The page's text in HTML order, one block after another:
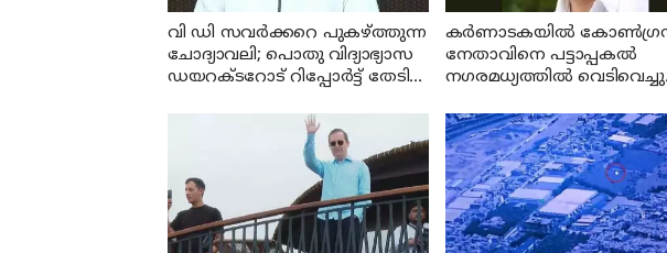
വി ഡി സവര്‍ക്കറെ പുകഴ്ത്തുന്ന
ചോദ്യാവലി; പൊതു വിദ്യാഭ്യാസ
ഡയറക്ടറോട് റിപ്പോര്‍ട്ട് തേടി
കര്‍ണാടകയില്‍
നേതാവിനെ പട്ടാപ്പകല്‍
നഗരമധ്യത്തില്‍ വെടിവെച്ചു